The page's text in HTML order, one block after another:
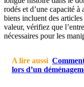
rodés et d’une capacité
biens incluent des
valeur, vérifiez que
nécessaires pour les
A lire aussi
lors d’un